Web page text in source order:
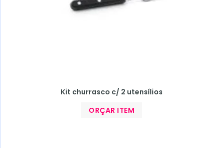
Kit churrasco c/ 2 utensílios
ORÇAR ITEM